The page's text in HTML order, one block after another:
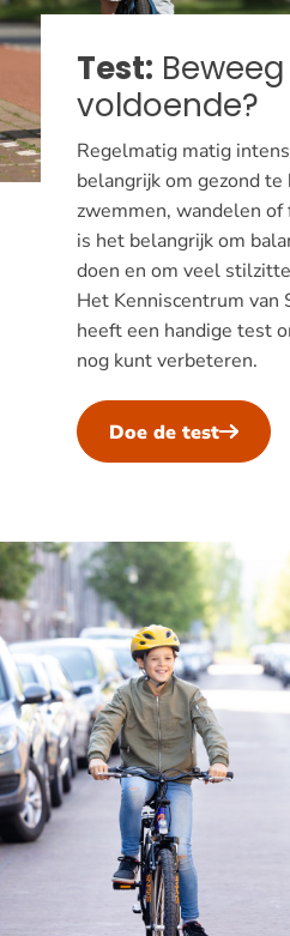
Test:
voldoende?
Regelmatig matig
belangrijk om gezond te
zwemmen, wandelen of
is het belangrijk om
doen en om veel
Het Kenniscentrum van
heeft een handige test
nog kunt verbeteren.
Doe de test
Tips